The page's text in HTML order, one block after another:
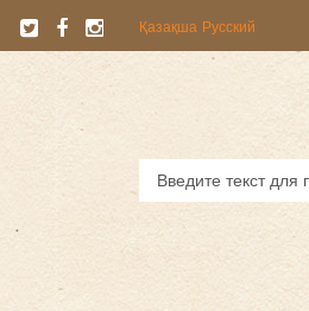
Қазақша Русский